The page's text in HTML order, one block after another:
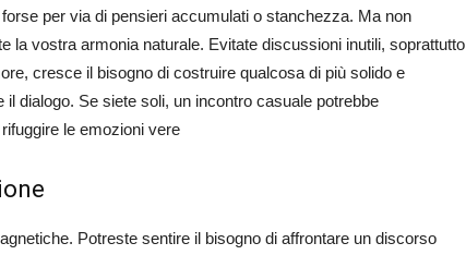
per via di pensieri accumulati o stanchezza. Ma non
la vostra armonia naturale. Evitate discussioni inutili, soprattutto
cresce il bisogno di costruire qualcosa di più solido e
dialogo. Se siete soli, un incontro casuale potrebbe
le emozioni vere
Potreste sentire il bisogno di affrontare un discorso